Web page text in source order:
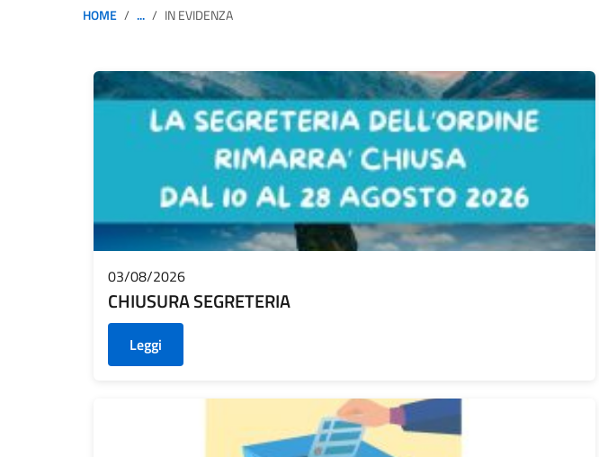
HOME ... IN EVIDENZA
03/08/2026
CHIUSURA SEGRETERIA
Leggi